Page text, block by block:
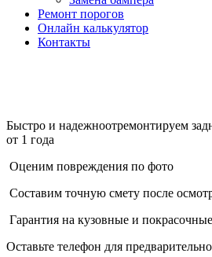
Ремонт порогов
Онлайн калькулятор
Контакты
Быстро и надежноотремонтируем
от 1 года
Оценим повреждения по фото
Составим точную смету после
Гарантия на кузовные и
Оставьте телефон для